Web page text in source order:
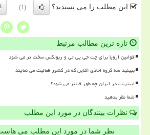
این مطلب را می پسندید؟ (1)
تازه ترین مطالب مرتبط
قوانین اروپا برای چت جی پی تی و ربولکس سخت تر می شود
ببینید سه گروه اخاذی آنلاین که در کشور فعالیت می نمایند
اینترنت در ایران چه طور فیلتر می شود؟
شما نظر بدهید
نظرات بینندگان در مورد این مطلب
نظر شما در مورد این مطلب می هاست